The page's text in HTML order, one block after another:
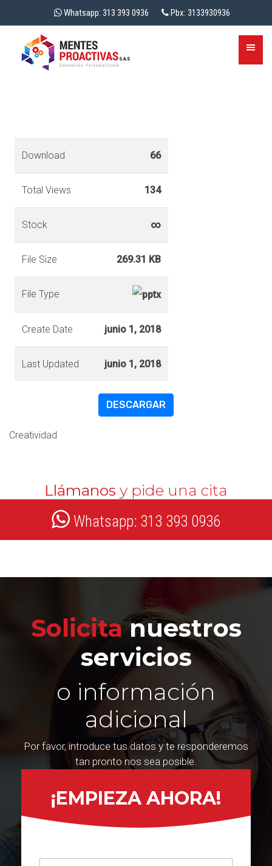
Whatsapp: 313 393 0936 Pbx: 3133930936
Download 66
Total Views 134
Stock ∞
File Size 269.31 KB
File Type
Create Date junio 1, 2018
Last Updated junio 1, 2018
DESCARGAR
Creatividad
Llámanos y pide una cita
Whatsapp: 313 393 0936
Solicitanuestros
servicios
o información
adicional
Por favor, introduce tus datos y te responderemos
tan pronto nos sea posible.
¡EMPIEZA AHORA!